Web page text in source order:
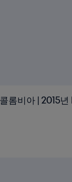
롬비아 | 2015